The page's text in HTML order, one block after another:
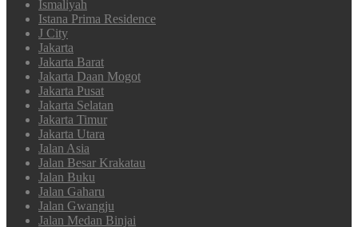
Ismaliyah
Istana Prima Residence
J City
Jakarta
Jakarta Barat
Jakarta Daan Mogot
Jakarta Pusat
Jakarta Selatan
Jakarta Timur
Jakarta Utara
Jalan Asia
Jalan Besar Krakatau
Jalan Buku
Jalan Gaharu
Jalan Gwangju
Jalan Medan Binjai